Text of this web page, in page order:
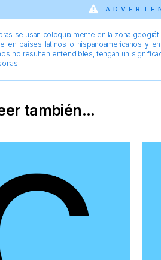
se usan coloquialmente en la zona
en países latinos o hispanoamericanos y
no resulten entendibles, tengan un
también...